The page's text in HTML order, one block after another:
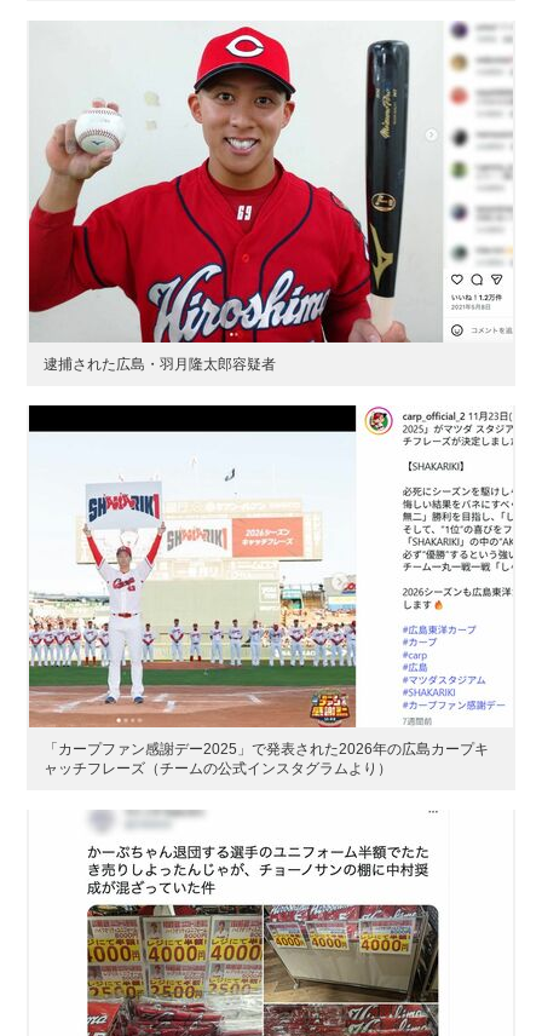
逮捕された広島・羽月隆太郎容疑者
「カープファン感謝デー2025」で発表された2026年の広島カープキ
ャッチフレーズ（チームの公式インスタグラムより）